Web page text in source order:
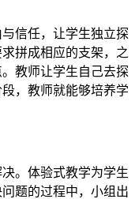
信任，让学生独立探
拼成相应的支架，之
教师让学生自己去探
，教师就能够培养学
。体验式教学为学生
题的过程中，小组出